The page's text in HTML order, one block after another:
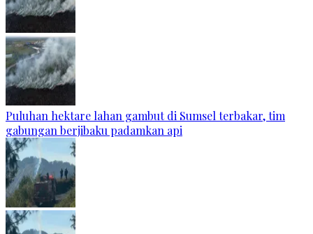
Puluhan hektare lahan gambut di Sumsel terbakar, tim
gabungan berjibaku padamkan api